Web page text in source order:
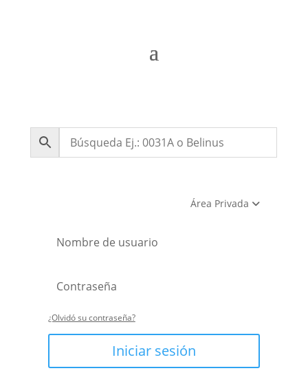
Área Privada
¿Olvidó su contraseña?
Iniciar sesión